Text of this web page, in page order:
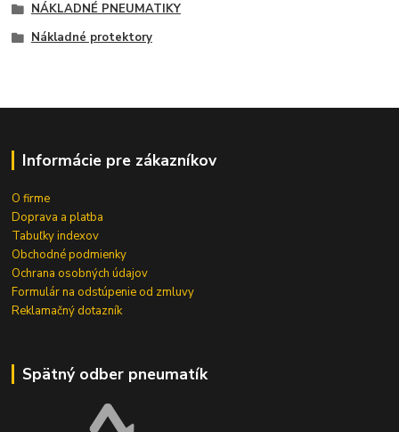
NÁKLADNÉ PNEUMATIKY
Nákladné protektory
Informácie pre zákazníkov
O firme
Doprava a platba
Tabuľky indexov
Obchodné podmienky
Ochrana osobných údajov
Formulár na odstúpenie od zmluvy
Reklamačný dotazník
Spätný odber pneumatík